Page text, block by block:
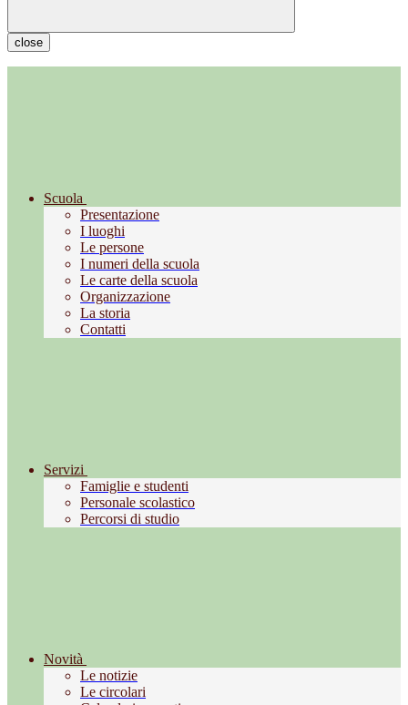
close
Scuola
Presentazione
I luoghi
Le persone
I numeri della scuola
Le carte della scuola
Organizzazione
La storia
Contatti
Servizi
Famiglie e studenti
Personale scolastico
Percorsi di studio
Novità
Le notizie
Le circolari